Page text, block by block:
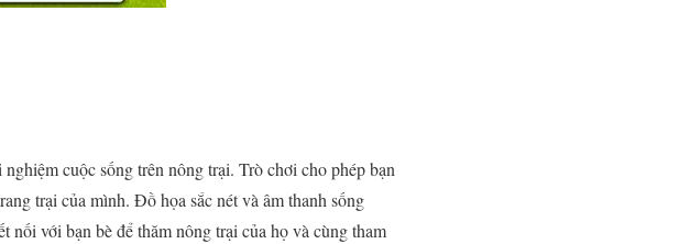
cuộc sống trên nông trại. Trò chơi cho phép bạn
trại của mình. Đồ họa sắc nét và âm thanh sống
nối với bạn bè để thăm nông trại của họ và cùng tham